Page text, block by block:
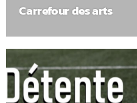
Carrefour des arts